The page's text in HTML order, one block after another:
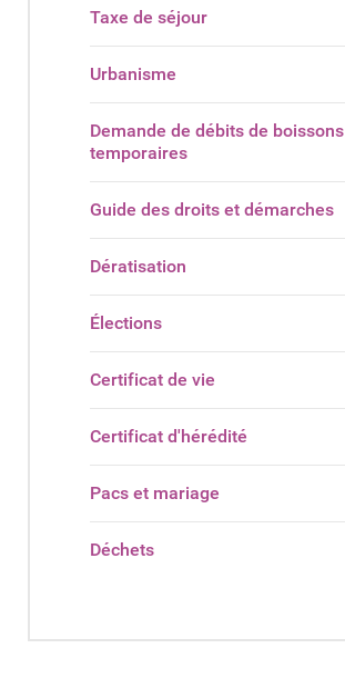
Taxe de séjour
Urbanisme
Demande de débits de boissons
temporaires
Guide des droits et démarches
Dératisation
Élections
Certificat de vie
Certificat d'hérédité
Pacs et mariage
Déchets